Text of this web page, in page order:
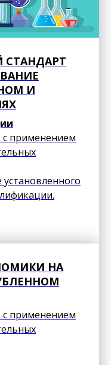
И
с применением
НА
с применением